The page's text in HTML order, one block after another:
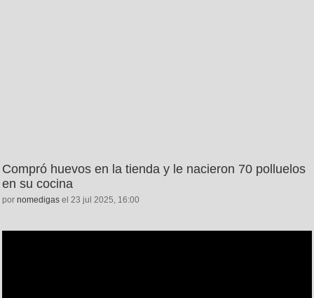
Compró huevos en la tienda y le nacieron 70 polluelos
en su cocina
por nomedigas el 23 jul 2025, 16:00